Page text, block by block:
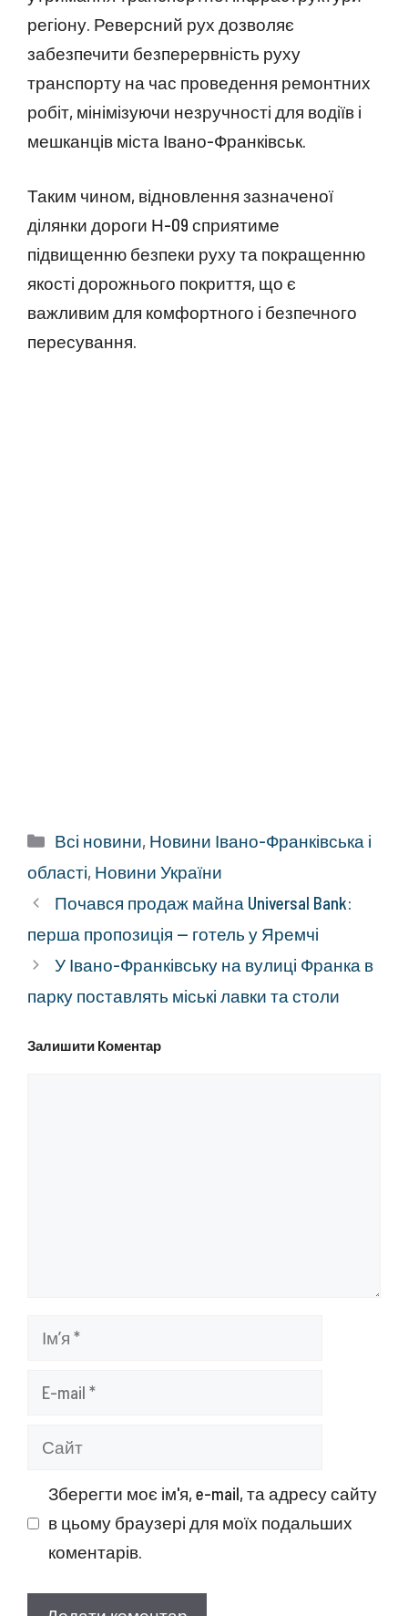
регіону. Реверсний рух дозволяє
забезпечити безперервність руху
транспорту на час проведення ремонтних
робіт, мінімізуючи незручності для водіїв і
мешканців міста Івано-Франківськ.
Таким чином, відновлення зазначеної
ділянки дороги Н-09 сприятиме
підвищенню безпеки руху та покращенню
якості дорожнього покриття, що є
важливим для комфортного і безпечного
пересування.
Категорії
Всі новини, Новини Івано-Франківська і
області, Новини України
Почався продаж майна Universal Bank:
перша пропозиція — готель у Яремчі
У Івано-Франківську на вулиці Франка в
парку поставлять міські лавки та столи
Залишити Коментар
Ім’я
Сайт
Зберегти моє ім'я, e-mail, та адресу сайту
в цьому браузері для моїх подальших
коментарів.